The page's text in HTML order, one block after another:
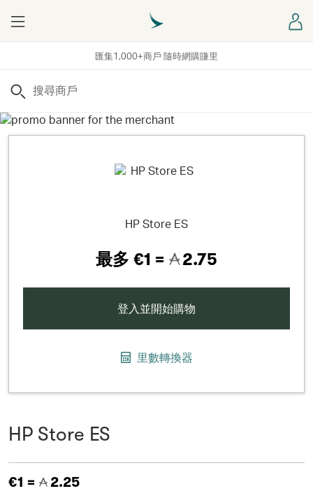
匯集1,000+商戶 隨時網購賺里
Menu
搜尋
HP Store ES
最多 €1 = 2.75
登入並開始購物
里數轉換器
HP Store ES
€1 = 2.25